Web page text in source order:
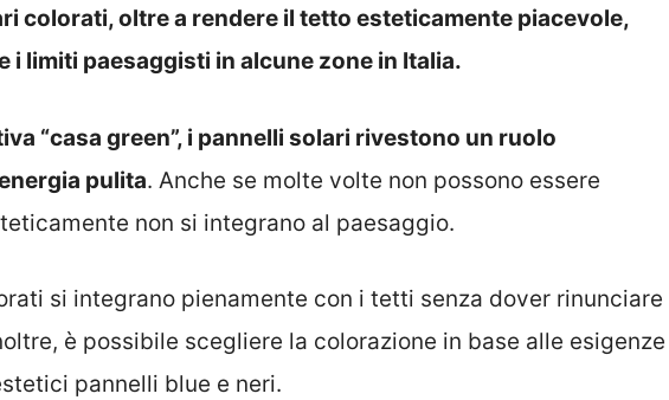
colorati, oltre a rendere il tetto esteticamente piacevole,
i limiti paesaggisti in alcune zone in Italia.
“casa green”, i pannelli solari rivestono un ruolo
pulita. Anche se molte volte non possono essere
non si integrano al paesaggio.
si integrano pienamente con i tetti senza dover rinunciare
è possibile scegliere la colorazione in base alle esigenze
pannelli blue e neri.